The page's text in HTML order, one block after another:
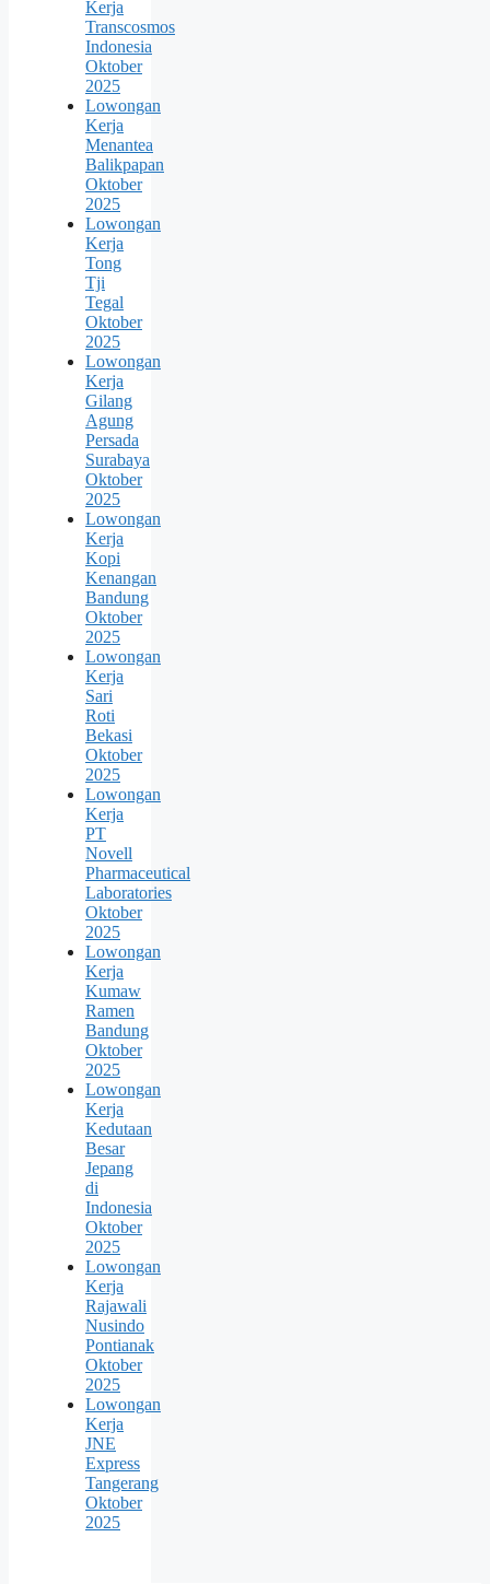
Kerja
Transcosmos
Indonesia
Oktober
2025
Lowongan
Kerja
Menantea
Balikpapan
Oktober
2025
Lowongan
Kerja
Tong
Tji
Tegal
Oktober
2025
Lowongan
Kerja
Gilang
Agung
Persada
Surabaya
Oktober
2025
Lowongan
Kerja
Kopi
Kenangan
Bandung
Oktober
2025
Lowongan
Kerja
Sari
Roti
Bekasi
Oktober
2025
Lowongan
Kerja
PT
Novell
Pharmaceutical
Laboratories
Oktober
2025
Lowongan
Kerja
Kumaw
Ramen
Bandung
Oktober
2025
Lowongan
Kerja
Kedutaan
Besar
Jepang
di
Indonesia
Oktober
2025
Lowongan
Kerja
Rajawali
Nusindo
Pontianak
Oktober
2025
Lowongan
Kerja
JNE
Express
Tangerang
Oktober
2025